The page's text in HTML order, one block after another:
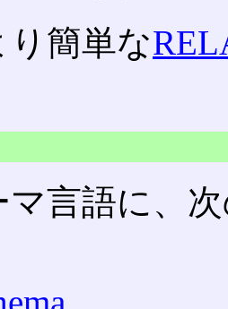
簡単な
マ言語に、